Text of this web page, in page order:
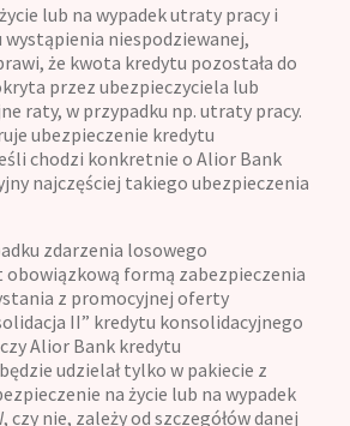
lub na wypadek utraty pracy i
wystąpienia niespodziewanej,
że kwota kredytu pozostała do
przez ubezpieczyciela lub
raty, w przypadku np. utraty pracy.
ubezpieczenie kredytu
chodzi konkretnie o Alior Bank
najczęściej takiego ubezpieczenia
zdarzenia losowego
obowiązkową formą zabezpieczenia
z promocyjnej oferty
II” kredytu konsolidacyjnego
Alior Bank kredytu
udzielał tylko w pakiecie z
na życie lub na wypadek
czy nie, zależy od szczegółów danej